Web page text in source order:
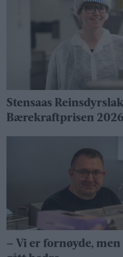
Stensaas
Bærekraftprisen 2026
– Vi er fornøyde,